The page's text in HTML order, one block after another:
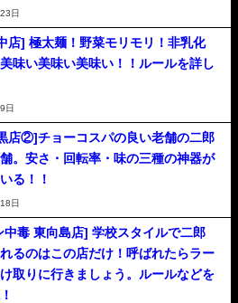
日
店] 極太麺！野菜モリモリ！非乳化
味い美味い美味い！！ルールを詳し
日
店②]チョーコスパの良い老舗の二郎
。安さ・回転率・味の三種の神器が
る！！
日
中毒 東向島店] 学校スタイルで二郎
るのはこの店だけ！呼ばれたらラー
取りに行きましょう。ルールなどを